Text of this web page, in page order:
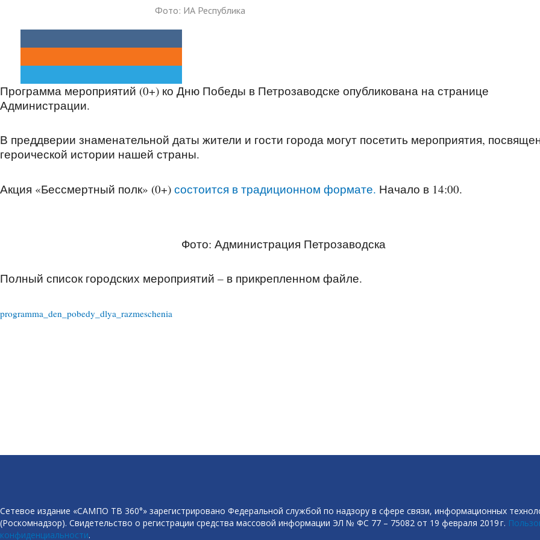
Фото: ИА Республика
Программа мероприятий (0+) ко Дню Победы в Петрозаводске опубликована на странице
Администрации.
В преддверии знаменательной даты жители и гости города могут посетить мероприятия,
героической истории нашей страны.
Акция «Бессмертный полк» (0+) состоится в традиционном формате. Начало в 14:00.
Фото: Администрация Петрозаводска
Полный список городских мероприятий – в прикрепленном файле.
programma_den_pobedy_dlya_razmeschenia
Сетевое издание «САМПО ТВ 360°» зарегистрировано Федеральной службой по надзору в сфере связи, информационных
(Роскомнадзор). Свидетельство о регистрации средства массовой информации ЭЛ № ФС 77 – 75082 от 19 февраля 2019 г.
конфиденциальности.